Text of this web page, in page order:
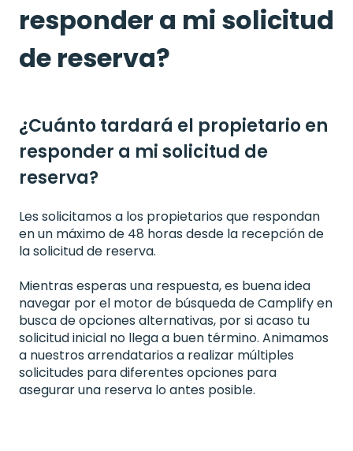
responder a mi solicitud
de reserva?
¿Cuánto tardará el propietario en
responder a mi solicitud de
reserva?
Les solicitamos a los propietarios que respondan
en un máximo de 48 horas desde la recepción de
la solicitud de reserva.
Mientras esperas una respuesta, es buena idea
navegar por el motor de búsqueda de Camplify en
busca de opciones alternativas, por si acaso tu
solicitud inicial no llega a buen término. Animamos
a nuestros arrendatarios a realizar múltiples
solicitudes para diferentes opciones para
asegurar una reserva lo antes posible.